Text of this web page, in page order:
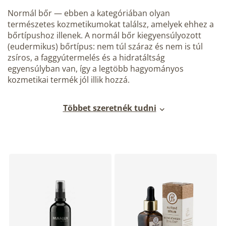
Normál bőr— ebben a kategóriában olyan
természetes kozmetikumokat találsz, amelyek ehhez a
bőrtípushoz illenek. A normál bőr kiegyensúlyozott
(eudermikus) bőrtípus: nem túl száraz és nem is túl
zsíros, a faggyútermelés és a hidratáltság
egyensúlyban van, így a legtöbb hagyományos
kozmetikai termék jól illik hozzá.
Többet szeretnék tudni